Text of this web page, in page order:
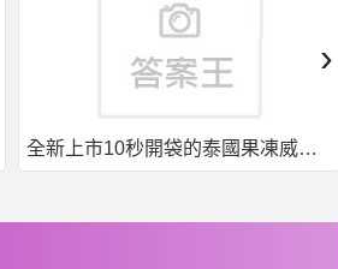
全新上市10秒開袋的泰國果凍威而鋼強勢來襲
›